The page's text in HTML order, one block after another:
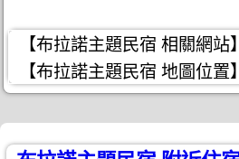
【布拉諾主題民宿 相關網站】
【布拉諾主題民宿 地圖位置】